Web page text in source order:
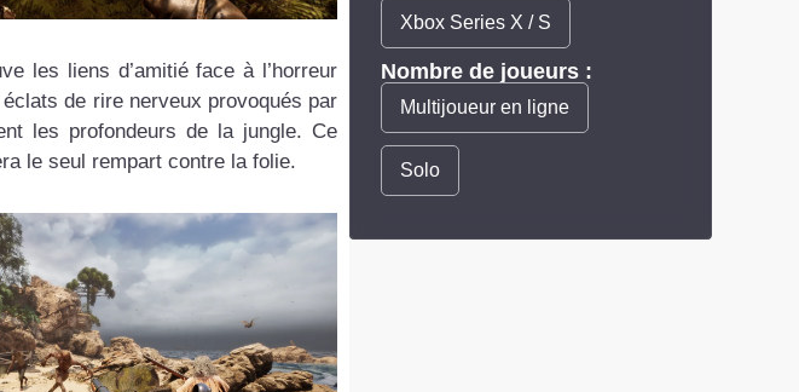
les liens d’amitié face à l’horreur
de rire nerveux provoqués par
les profondeurs de la jungle. Ce
le seul rempart contre la folie.
Xbox Series X / S
Nombre de joueurs :
Multijoueur en ligne
Solo